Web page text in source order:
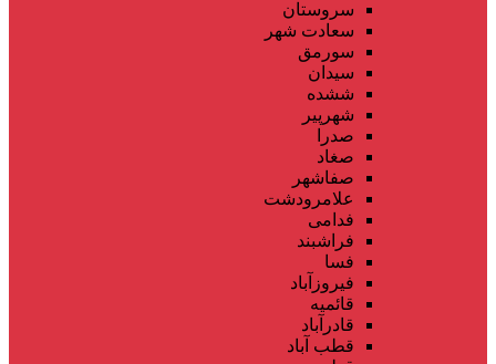
سروستان
سعادت شهر
سورمق
سیدان
ششده
شهرپیر
صدرا
صغاد
صفاشهر
علامرودشت
فدامی
فراشبند
فسا
فیروزآباد
قائمیه
قادرآباد
قطب آباد